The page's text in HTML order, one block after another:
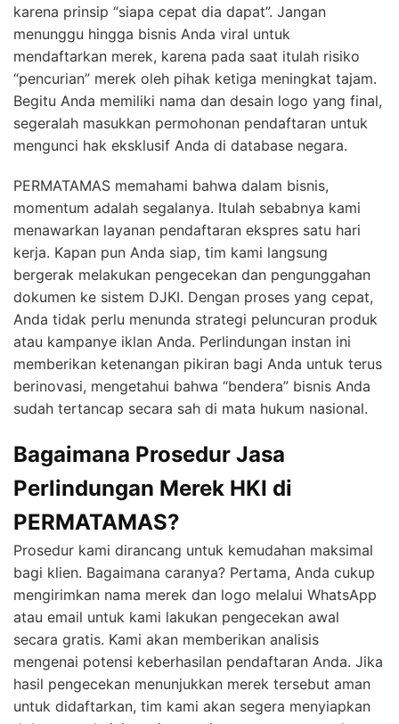
karena prinsip “siapa cepat dia dapat”. Jangan
menunggu hingga bisnis Anda viral untuk
mendaftarkan merek, karena pada saat itulah risiko
“pencurian” merek oleh pihak ketiga meningkat tajam.
Begitu Anda memiliki nama dan desain logo yang final,
segeralah masukkan permohonan pendaftaran untuk
mengunci hak eksklusif Anda di database negara.
PERMATAMAS memahami bahwa dalam bisnis,
momentum adalah segalanya. Itulah sebabnya kami
menawarkan layanan pendaftaran ekspres satu hari
kerja. Kapan pun Anda siap, tim kami langsung
bergerak melakukan pengecekan dan pengunggahan
dokumen ke sistem DJKI. Dengan proses yang cepat,
Anda tidak perlu menunda strategi peluncuran produk
atau kampanye iklan Anda. Perlindungan instan ini
memberikan ketenangan pikiran bagi Anda untuk terus
berinovasi, mengetahui bahwa “bendera” bisnis Anda
sudah tertancap secara sah di mata hukum nasional.
Bagaimana Prosedur Jasa
Perlindungan Merek HKI di
PERMATAMAS?
Prosedur kami dirancang untuk kemudahan maksimal
bagi klien. Bagaimana caranya? Pertama, Anda cukup
mengirimkan nama merek dan logo melalui WhatsApp
atau email untuk kami lakukan pengecekan awal
secara gratis. Kami akan memberikan analisis
mengenai potensi keberhasilan pendaftaran Anda. Jika
hasil pengecekan menunjukkan merek tersebut aman
untuk didaftarkan, tim kami akan segera menyiapkan